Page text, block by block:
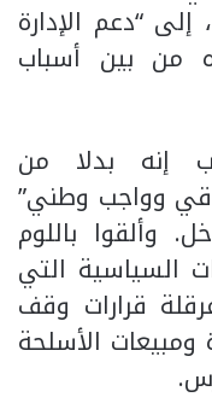
إلى “دعم الإدارة
من بين أسباب
إنه بدلا من
وواجب وطني”
وألقوا باللوم
السياسية التي
قرارات وقف
ومبيعات الأسلحة